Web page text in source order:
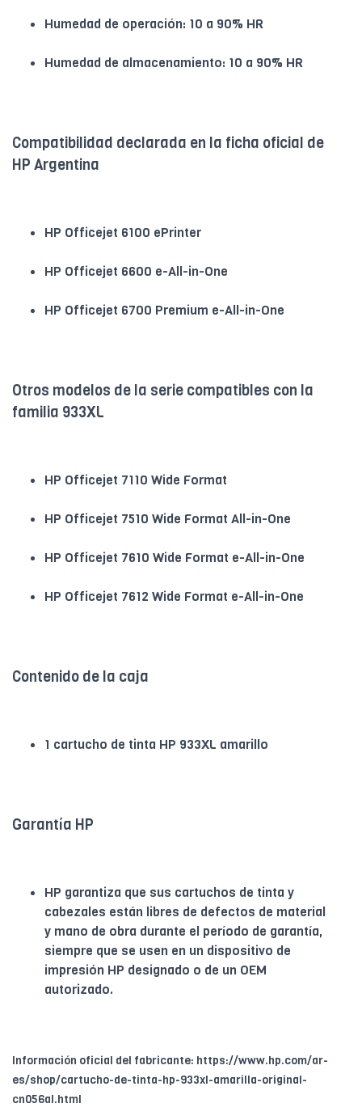
Humedad de operación: 10 a 90% HR
Humedad de almacenamiento: 10 a 90% HR
Compatibilidad declarada en la ficha oficial de
HP Argentina
HP Officejet 6100 ePrinter
HP Officejet 6600 e-All-in-One
HP Officejet 6700 Premium e-All-in-One
Otros modelos de la serie compatibles con la
familia 933XL
HP Officejet 7110 Wide Format
HP Officejet 7510 Wide Format All-in-One
HP Officejet 7610 Wide Format e-All-in-One
HP Officejet 7612 Wide Format e-All-in-One
Contenido de la caja
1 cartucho de tinta HP 933XL amarillo
Garantía HP
HP garantiza que sus cartuchos de tinta y
cabezales están libres de defectos de material
y mano de obra durante el período de garantía,
siempre que se usen en un dispositivo de
impresión HP designado o de un OEM
autorizado.
Información oficial del fabricante: https://www.hp.com/ar-
es/shop/cartucho-de-tinta-hp-933xl-amarilla-original-
cn056al.html